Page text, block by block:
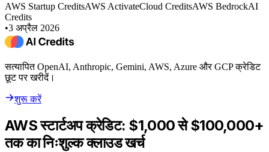
AWS Startup CreditsAWS ActivateCloud CreditsAWS BedrockAI
Credits
•3 अप्रैल 2026
सत्यापित OpenAI, Anthropic, Gemini, AWS, Azure और GCP क्रेडिट
छूट पर खरीदें।
शुरू करें
AWS स्टार्टअप क्रेडिट: $1,000 से $100,000+
तक का निःशुल्क क्लाउड खर्च